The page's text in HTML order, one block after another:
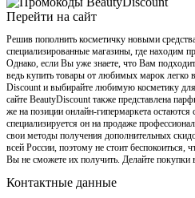
Перейти на сайт
Решив пополнить косметичку новыми
специализированные магазины, где находим
Однако, если Вы уже знаете, что Вам
ведь купить товары от любимых марок легко
Discount и выбирайте любимую косметику
сайте BeautyDiscount также представлена
же на позиции онлайн-гипермаркета
специализируется он на продаже
свои методы получения дополнительных
всей России, поэтому не стоит беспокоиться,
Вы не сможете их получить. Делайте покупки
Контактные данные